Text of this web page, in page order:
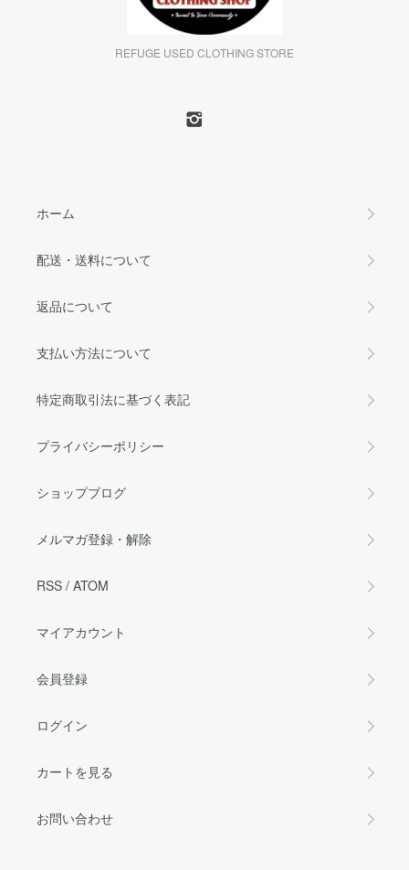
REFUGE USED CLOTHING STORE
ホーム
配送・送料について
返品について
支払い方法について
特定商取引法に基づく表記
プライバシーポリシー
ショップブログ
メルマガ登録・解除
RSS / ATOM
マイアカウント
会員登録
ログイン
カートを見る
お問い合わせ